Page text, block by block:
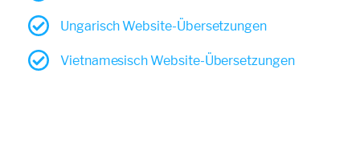
Ungarisch Website-Übersetzungen
Vietnamesisch Website-Übersetzungen